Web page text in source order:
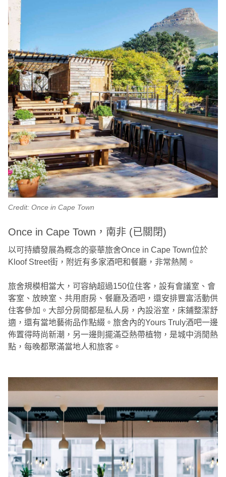
Credit: Once in Cape Town
Once in Cape Town，南非 (已關閉)
以可持續發展為概念的豪華旅舍Once in Cape Town位於
Kloof Street街，附近有多家酒吧和餐廳，非常熱鬧。
旅舍規模相當大，可容納超過150位住客，設有會議室、會
客室、放映室、共用廚房、餐廳及酒吧，還安排豐富活動供
住客參加。大部分房間都是私人房，內設浴室，床鋪整潔舒
適，還有當地藝術品作點綴。旅舍內的Yours Truly酒吧一邊
佈置得時尚新潮，另一邊則擺滿亞熱帶植物，是城中消閒熱
點，每晚都聚滿當地人和旅客。